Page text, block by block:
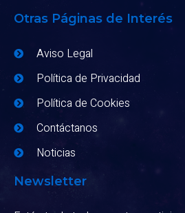
Otras Páginas de Interés
Aviso Legal
Política de Privacidad
Política de Cookies
Contáctanos
Noticias
Newsletter